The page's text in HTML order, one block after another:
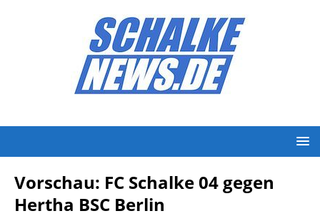
Vorschau: FC Schalke 04 gegen
Hertha BSC Berlin